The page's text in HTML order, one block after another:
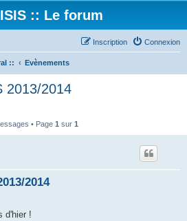
:: Le forum
Connexion
Inscription
:: Evènements
2013/2014
• Page 1 sur 1
2014
d'hier !